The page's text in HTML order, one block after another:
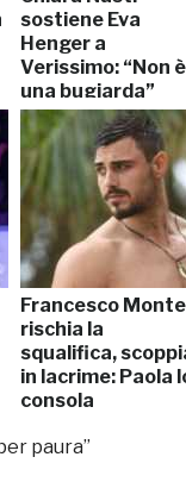
sostiene Eva
Henger a
Verissimo: “Non è
una bugiarda”
Francesco Monte
rischia la
squalifica,
in lacrime: Paola
consola
paura”